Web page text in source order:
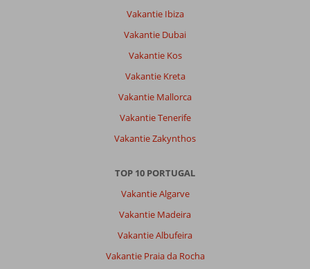
Vakantie Ibiza
Vakantie Dubai
Vakantie Kos
Vakantie Kreta
Vakantie Mallorca
Vakantie Tenerife
Vakantie Zakynthos
TOP 10 PORTUGAL
Vakantie Algarve
Vakantie Madeira
Vakantie Albufeira
Vakantie Praia da Rocha